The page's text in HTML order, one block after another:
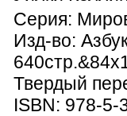
Серия:
Изд-во:
Твердый
ISBN: 978-5-